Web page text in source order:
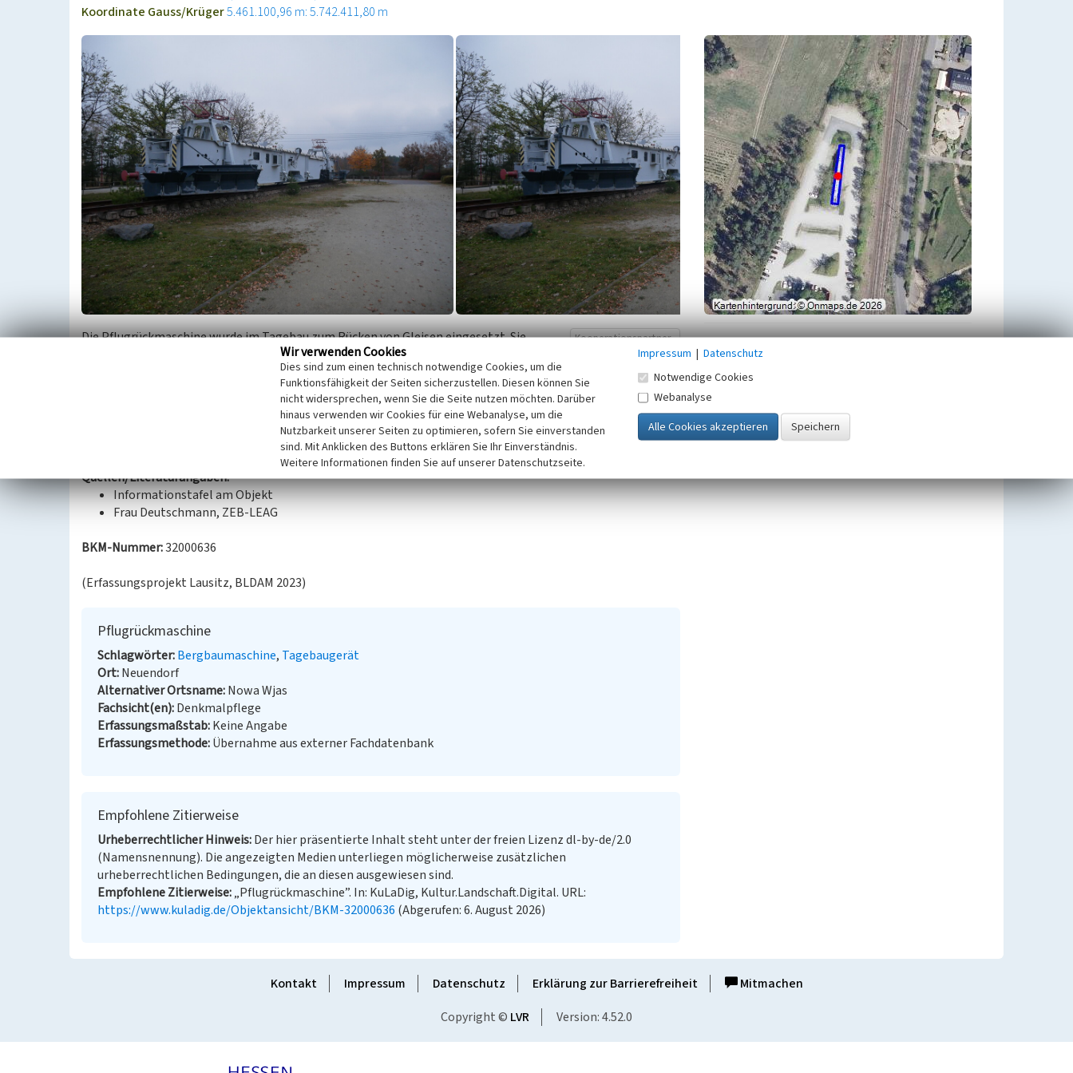
Koordinate Gauss/Krüger5.461.100,96 m: 5.742.411,80 m
Kooperationspartner
Die Pflugrückmaschine wurde im Tagebau zum Rücken von Gleisen eingesetzt. Sie
kombiniert, mit einem eigenen Antrieb versehen, die beiden Arbeitsgänge des
Kipppflugs und der Rückmaschine in einem einzigen Gerät.
Quellen/Literaturangaben:
Informationstafel am Objekt
Frau Deutschmann, ZEB-LEAG
BKM-Nummer:32000636
(Erfassungsprojekt Lausitz, BLDAM 2023)
Pflugrückmaschine
Schlagwörter Bergbaumaschine Tagebaugerät
Ort Neuendorf
Alternativer Ortsname Nowa Wjas
Fachsicht(en) Denkmalpflege
Erfassungsmaßstab Keine Angabe
Erfassungsmethode Übernahme aus externer Fachdatenbank
Empfohlene Zitierweise
Urheberrechtlicher Hinweis Der hier präsentierte Inhalt steht unter der freien Lizenz dl-by-de/2.0
(Namensnennung). Die angezeigten Medien unterliegen möglicherweise zusätzlichen
urheberrechtlichen Bedingungen, die an diesen ausgewiesen sind.
Empfohlene Zitierweise „Pflugrückmaschine”. In: KuLaDig, Kultur.Landschaft.Digital. URL:
https://www.kuladig.de/Objektansicht/BKM-32000636 (Abgerufen: 6. August 2026)
Kontakt Impressum Datenschutz Erklärung zur Barrierefreiheit
Mitmachen
Copyright © LVR Version: 4.52.0
Wir verwenden Cookies
Dies sind zum einen technisch notwendige Cookies, um die
Funktionsfähigkeit der Seiten sicherzustellen. Diesen können Sie
nicht widersprechen, wenn Sie die Seite nutzen möchten. Darüber
hinaus verwenden wir Cookies für eine Webanalyse, um die
Nutzbarkeit unserer Seiten zu optimieren, sofern Sie einverstanden
sind. Mit Anklicken des Buttons erklären Sie Ihr Einverständnis.
Weitere Informationen finden Sie auf unserer Datenschutzseite.
Impressum | Datenschutz
Notwendige Cookies
Webanalyse